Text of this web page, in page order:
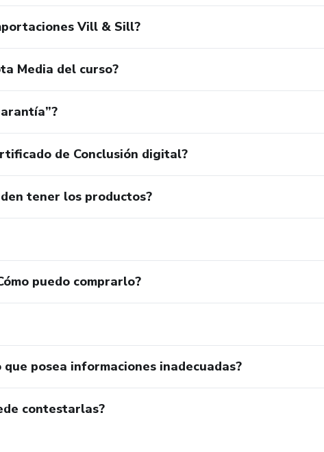
Vill & Sill?
Media del curso?
de Conclusión digital?
tener los productos?
puedo comprarlo?
posea informaciones inadecuadas?
contestarlas?